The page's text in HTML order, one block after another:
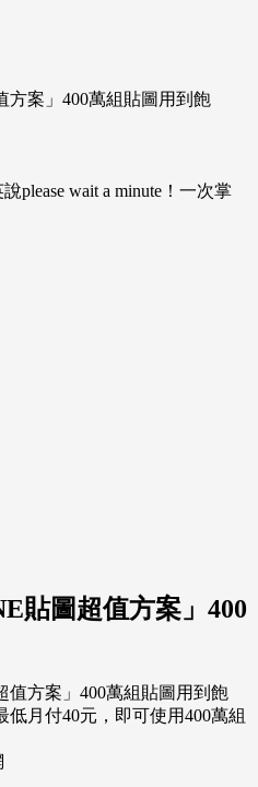
方案」400萬組貼圖用到飽
please wait a minute！一次掌
貼圖超值方案」400
月付40元，即可使用400萬組